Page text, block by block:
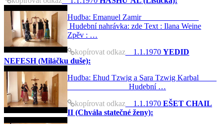
Hudba: Emanuel Zamir
Hudební nahrávka: zde Text : Ilana Weine
Zpěv : …
kopírovat odkaz 1.1.1970 YEDID
NEFESH (Miláčku duše):
Hudba: Ehud Tzwig a Sara Tzwig Karbal
Hudební …
kopírovat odkaz 1.1.1970 EŠET CHAIL
II (Chvála statečné ženy):